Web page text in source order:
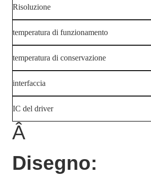
Risoluzione
temperatura di funzionamento
temperatura di conservazione
interfaccia
IC del driver
Â
Disegno: